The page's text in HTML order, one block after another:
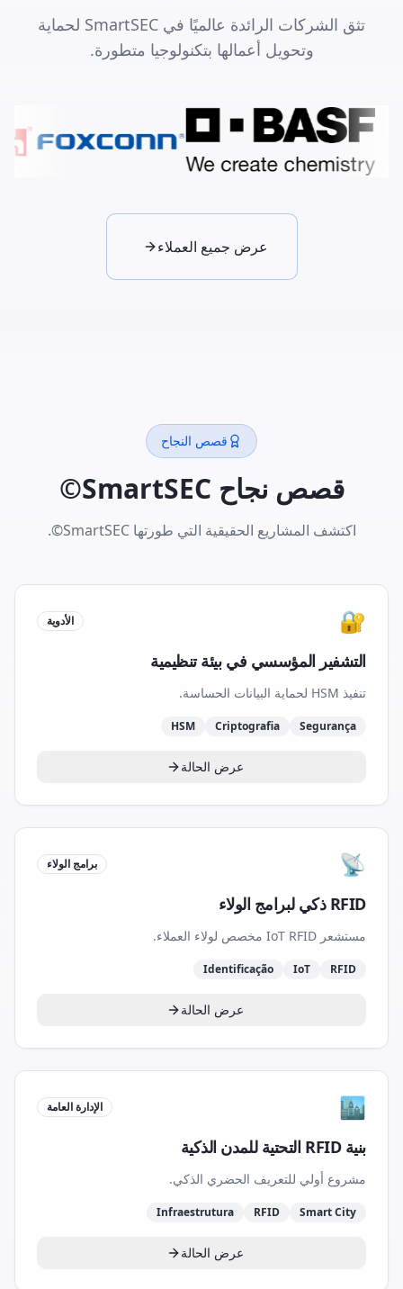
تثق الشركات الرائدة عالميًا في SmartSEC لحماية
وتحويل أعمالها بتكنولوجيا متطورة.
عرض جميع العملاء
قصص النجاح
قصص نجاح SmartSEC©
اكتشف المشاريع الحقيقية التي طورتها SmartSEC©.
🔐 الأدوية
التشفير المؤسسي في بيئة تنظيمية
تنفيذ HSM لحماية البيانات الحساسة.
Segurança
Criptografia
HSM
عرض الحالة
📡 برامج الولاء
RFID ذكي لبرامج الولاء
مستشعر IoT RFID مخصص لولاء العملاء.
RFID
IoT
Identificação
عرض الحالة
🏙️ الإدارة العامة
بنية RFID التحتية للمدن الذكية
مشروع أولي للتعريف الحضري الذكي.
Smart City
RFID
Infraestrutura
عرض الحالة